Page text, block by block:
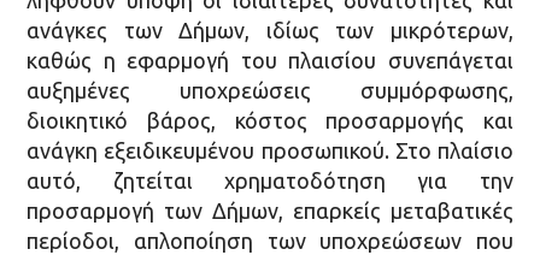
ανάγκες των Δήμων, ιδίως των μικρότερων,
καθώς η εφαρμογή του πλαισίου συνεπάγεται
αυξημένες υποχρεώσεις συμμόρφωσης,
διοικητικό βάρος, κόστος προσαρμογής και
ανάγκη εξειδικευμένου προσωπικού. Στο πλαίσιο
αυτό, ζητείται χρηματοδότηση για την
προσαρμογή των Δήμων, επαρκείς μεταβατικές
περίοδοι, απλοποίηση των υποχρεώσεων που